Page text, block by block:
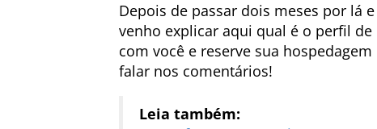
Depois de passar dois meses por lá
venho explicar aqui qual é o perfil
com você e reserve sua
falar nos comentários!
Leia também: